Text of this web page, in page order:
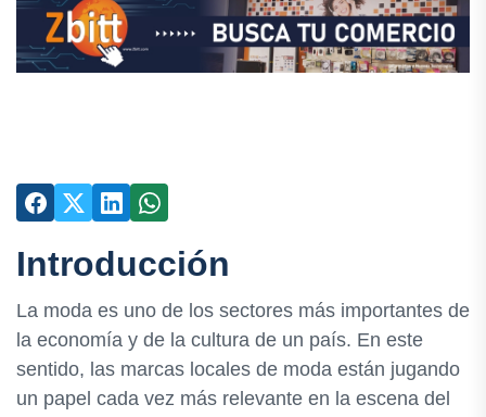
Introducción
La moda es uno de los sectores más importantes de
la economía y de la cultura de un país. En este
sentido, las marcas locales de moda están jugando
un papel cada vez más relevante en la escena del